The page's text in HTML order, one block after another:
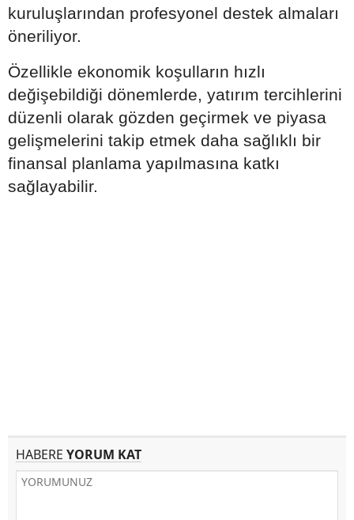
kuruluşlarından profesyonel destek almaları
öneriliyor.
Özellikle ekonomik koşulların hızlı
değişebildiği dönemlerde, yatırım tercihlerini
düzenli olarak gözden geçirmek ve piyasa
gelişmelerini takip etmek daha sağlıklı bir
finansal planlama yapılmasına katkı
sağlayabilir.
HABERE YORUM KAT